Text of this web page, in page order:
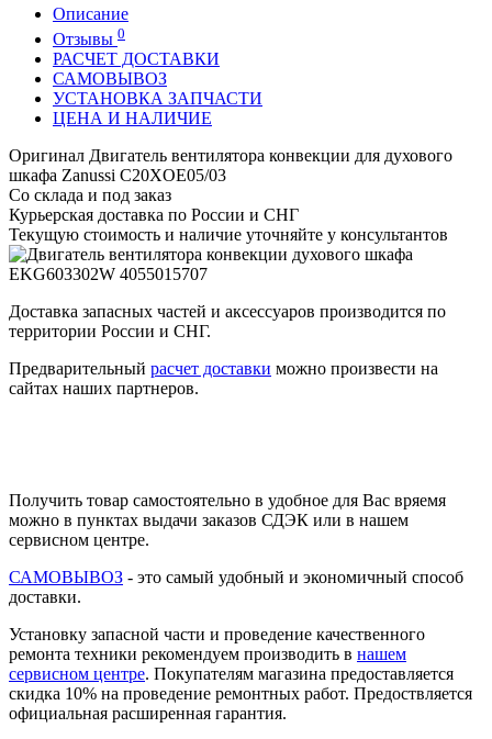
Описание
Отзывы 0
РАСЧЕТ ДОСТАВКИ
САМОВЫВОЗ
УСТАНОВКА ЗАПЧАСТИ
ЦЕНА И НАЛИЧИЕ
Оригинал Двигатель вентилятора конвекции для духового
шкафа Zanussi C20XOE05/03
Со склада и под заказ
Курьерская доставка по России и СНГ
Текущую стоимость и наличие уточняйте у консультантов
Доставка запасных частей и аксессуаров производится по
территории России и СНГ.
Предварительный расчет доставки можно произвести на
сайтах наших партнеров.
Получить товар самостоятельно в удобное для Вас вряемя
можно в пунктах выдачи заказов СДЭК или в нашем
сервисном центре.
САМОВЫВОЗ - это самый удобный и экономичный способ
доставки.
Установку запасной части и проведение качественного
ремонта техники рекомендуем производить в нашем
сервисном центре. Покупателям магазина предоставляется
скидка 10% на проведение ремонтных работ. Предоствляется
официальная расширенная гарантия.